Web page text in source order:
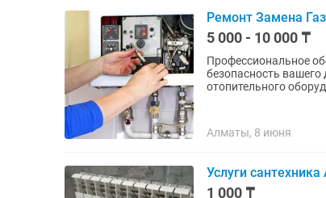
Ремонт Замена
5 000 - 10 000 ₸
Профессиональное
безопасность
отопительного
Алматы, 8 июня
Услуги
1 000 ₸